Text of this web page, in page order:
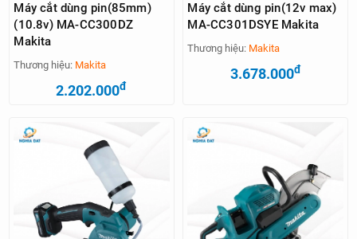
Máy cắt dùng pin(85mm)
(10.8v) MA-CC300DZ
Makita
Thương hiệu: Makita
2.202.000đ
Máy cắt dùng pin(12v max)
MA-CC301DSYE Makita
Thương hiệu: Makita
3.678.000đ